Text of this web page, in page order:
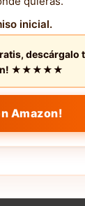
inicial.
descárgalo
★★★★★
Amazon!